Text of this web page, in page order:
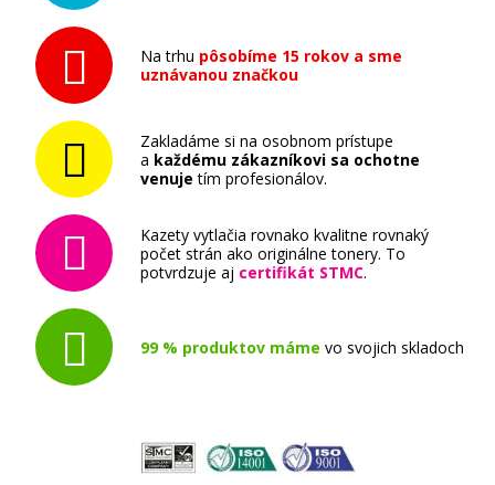
Na trhu pôsobíme 15 rokov a sme
uznávanou značkou
Zakladáme si na osobnom prístupe
a každému zákazníkovi sa ochotne
venuje tím profesionálov.
Kazety vytlačia rovnako kvalitne rovnaký
počet strán ako originálne tonery. To
potvrdzuje aj certifikát STMC.
99 % produktov máme vo svojich skladoch